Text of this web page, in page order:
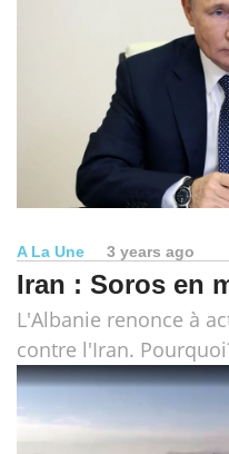
A La Une 3 years ago
Iran : Soros en
L'Albanie renonce à
contre l'Iran.